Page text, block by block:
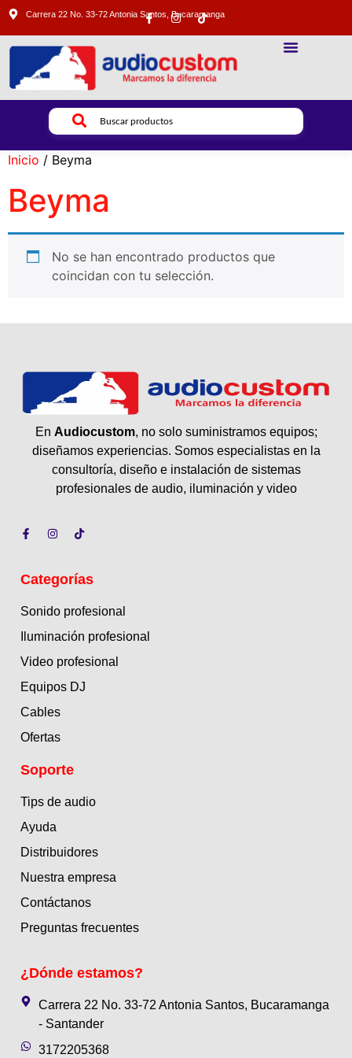
Carrera 22 No. 33-72 Antonia Santos, Bucaramanga
Inicio / Beyma
Beyma
No se han encontrado productos que
coincidan con tu selección.
En Audiocustom, no solo suministramos equipos;
diseñamos experiencias. Somos especialistas en la
consultoría, diseño e instalación de sistemas
profesionales de audio, iluminación y video
Categorías
Sonido profesional
Iluminación profesional
Video profesional
Equipos DJ
Cables
Ofertas
Soporte
Tips de audio
Ayuda
Distribuidores
Nuestra empresa
Contáctanos
Preguntas frecuentes
¿Dónde estamos?
Carrera 22 No. 33-72 Antonia Santos, Bucaramanga
- Santander
3172205368